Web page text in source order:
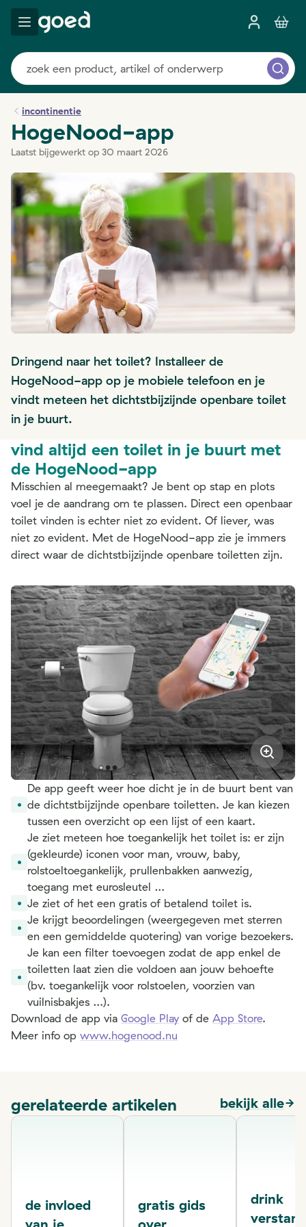
incontinentie
HogeNood-app
Laatst bijgewerkt op 30 maart 2026
Dringend naar het toilet? Installeer de
HogeNood-app op je mobiele telefoon en je
vindt meteen het dichtstbijzijnde openbare toilet
in je buurt.
vind altijd een toilet in je buurt met
de HogeNood-app
Misschien al meegemaakt? Je bent op stap en plots
voel je de aandrang om te plassen. Direct een openbaar
toilet vinden is echter niet zo evident. Of liever, was
niet zo evident. Met de HogeNood-app zie je immers
direct waar de dichtstbijzijnde openbare toiletten zijn.
De app geeft weer hoe dicht je in de buurt bent van
de dichtstbijzijnde openbare toiletten. Je kan kiezen
tussen een overzicht op een lijst of een kaart.
Je ziet meteen hoe toegankelijk het toilet is: er zijn
(gekleurde) iconen voor man, vrouw, baby,
rolstoeltoegankelijk, prullenbakken aanwezig,
toegang met eurosleutel …
Je ziet of het een gratis of betalend toilet is.
Je krijgt beoordelingen (weergegeven met sterren
en een gemiddelde quotering) van vorige bezoekers.
Je kan een filter toevoegen zodat de app enkel de
toiletten laat zien die voldoen aan jouw behoefte
(bv. toegankelijk voor rolstoelen, voorzien van
vuilnisbakjes …).
Download de app via Google Play of de App Store.
Meer info op www.hogenood.nu
gerelateerde artikelen bekijk alle
de invloed
gratis gids
drink